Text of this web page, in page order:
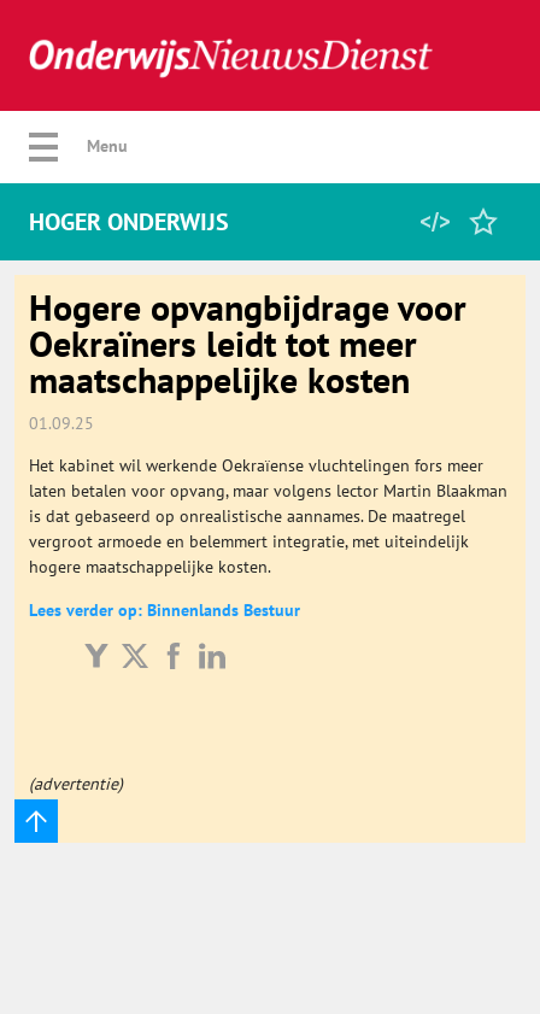
Verberg menu
Home
Favorieten
Algemeen
Onderwijs Totaal
Basisonderwijs
ICT
Menu
HOGER ONDERWIJS
Hogere opvangbijdrage voor
Oekraïners leidt tot meer
maatschappelijke kosten
01.09.25
Het kabinet wil werkende Oekraïense vluchtelingen fors meer
laten betalen voor opvang, maar volgens lector Martin Blaakman
is dat gebaseerd op onrealistische aannames. De maatregel
vergroot armoede en belemmert integratie, met uiteindelijk
hogere maatschappelijke kosten.
Lees verder op: Binnenlands Bestuur
(advertentie)